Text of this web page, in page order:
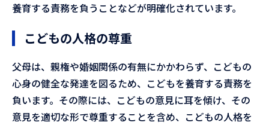
養育する責務を負うことなどが明確化されています。
こどもの人格の尊重
父母は、親権や婚姻関係の有無にかかわらず、こどもの
心身の健全な発達を図るため、こどもを養育する責務を
負います。その際には、こどもの意見に耳を傾け、その
意見を適切な形で尊重することを含め、こどもの人格を